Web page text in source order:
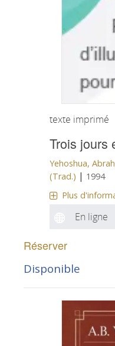
texte imprimé
Trois jours
Yehoshua,
(Trad.) | 1994
Plus
En ligne
Réserver
Disponible